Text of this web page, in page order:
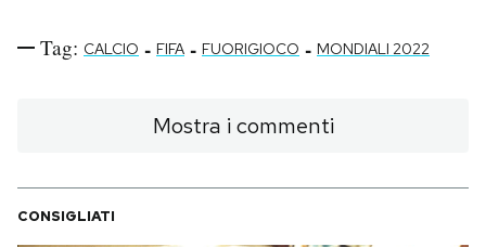
Tag: CALCIO - FIFA - FUORIGIOCO - MONDIALI 2022
Mostra i commenti
CONSIGLIATI